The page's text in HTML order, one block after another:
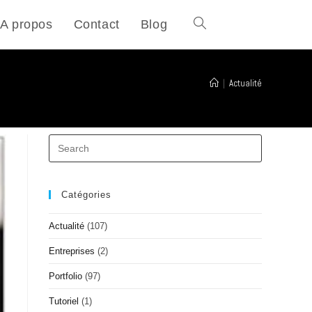
A propos Contact Blog
| Actualité
Catégories
Actualité (107)
Entreprises (2)
Portfolio (97)
Tutoriel (1)